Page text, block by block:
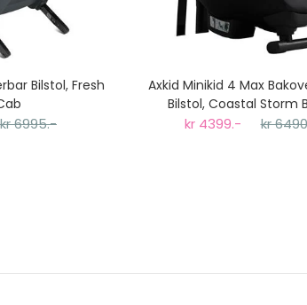
Bilstol, Fresh
kr 6995.-
Axkid Minikid 4 Max
Bilstol, Coastal Storm
kr 4399.- kr